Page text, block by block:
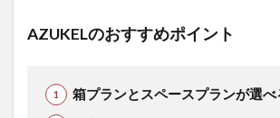
AZUKELのおすすめポイント
箱プランとスペースプランが選べ